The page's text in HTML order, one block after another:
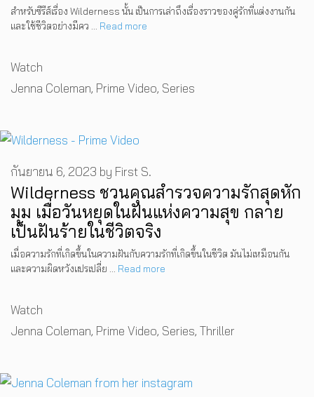
สำหรับซีรีส์เรื่อง Wilderness นั้น เป็นการเล่าถึงเรื่องราวของคู่รักที่แต่งงานกัน
และใช้ชีวิตอย่างมีคว … Read more
Categories
Watch
Tags
Jenna Coleman, Prime Video, Series
Wilderness ชวนคุณสำรวจความรักสุดหัก
มุม เมื่อวันหยุดในฝันแห่งความสุข กลาย
เป็นฝันร้ายในชีวิตจริง
กันยายน 6, 2023 by First S.
เมื่อความรักที่เกิดขึ้นในความฝันกับความรักที่เกิดขึ้นในชีวิต มันไม่เหมือนกัน
และความผิดหวังแปรเปลี่ย … Read more
Categories
Watch
Tags
Jenna Coleman, Prime Video, Series, Thriller